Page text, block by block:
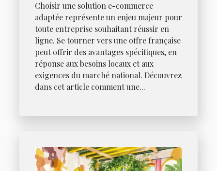
Choisir une solution e-commerce
adaptée représente un enjeu majeur pour
toute entreprise souhaitant réussir en
ligne. Se tourner vers une offre française
peut offrir des avantages spécifiques, en
réponse aux besoins locaux et aux
exigences du marché national. Découvrez
dans cet article comment une...